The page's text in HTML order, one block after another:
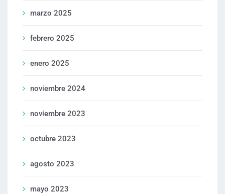
marzo 2025
febrero 2025
enero 2025
noviembre 2024
noviembre 2023
octubre 2023
agosto 2023
mayo 2023